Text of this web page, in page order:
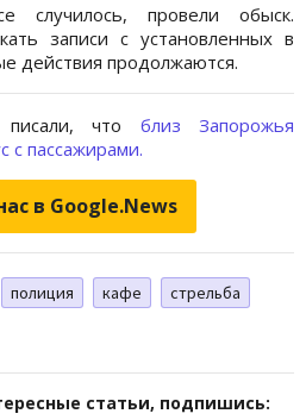
случилось, провели обыск.
записи с установленных в
действия продолжаются.
что близ Запорожья
с пассажирами.
в Google.News
полиция кафе
стрельба
статьи, подпишись: